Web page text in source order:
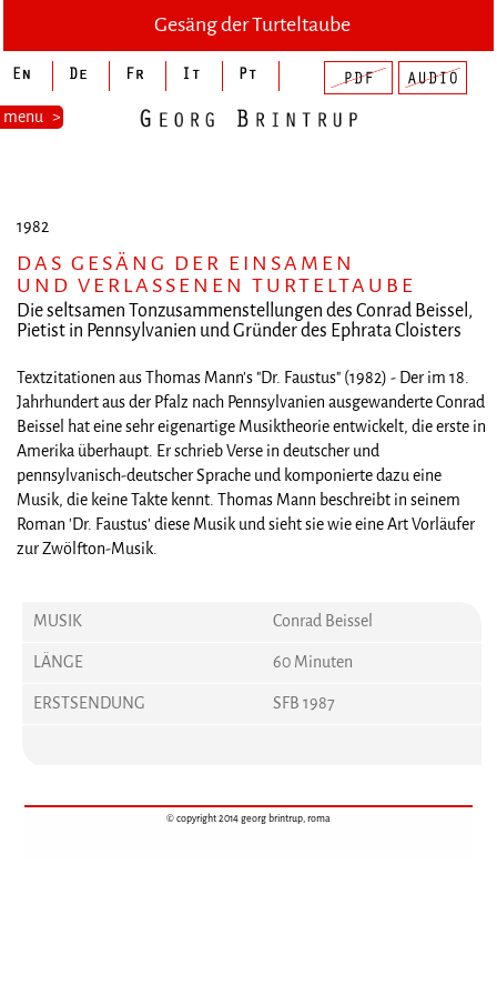
menu >
Gesäng der Turteltaube
1982
DAS GESÄNG DER EINSAMEN
UND VERLASSENEN TURTELTAUBE
Die seltsamen Tonzusammenstellungen des Conrad Beissel,
Pietist in Pennsylvanien und Gründer des Ephrata Cloisters
Textzitationen aus Thomas Mann's "Dr. Faustus" (1982) - Der im 18.
Jahrhundert aus der Pfalz nach Pennsylvanien ausgewanderte Conrad
Beissel hat eine sehr eigenartige Musiktheorie entwickelt, die erste in
Amerika überhaupt. Er schrieb Verse in deutscher und
pennsylvanisch-deutscher Sprache und komponierte dazu eine
Musik, die keine Takte kennt. Thomas Mann beschreibt in seinem
Roman 'Dr. Faustus' diese Musik und sieht sie wie eine Art Vorläufer
zur Zwölfton-Musik.
MUSIK
Conrad Beissel
LÄNGE
60 Minuten
ERSTSENDUNG
SFB 1987
© copyright 2014 georg brintrup, roma